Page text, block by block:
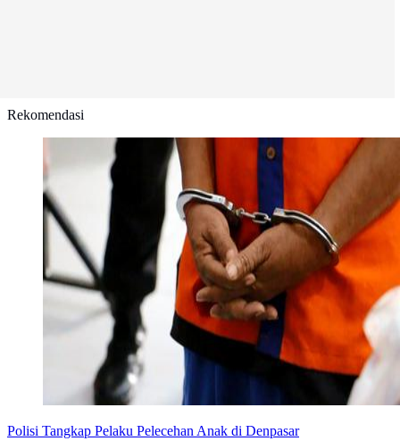
Rekomendasi
Polisi Tangkap Pelaku Pelecehan Anak di Denpasar